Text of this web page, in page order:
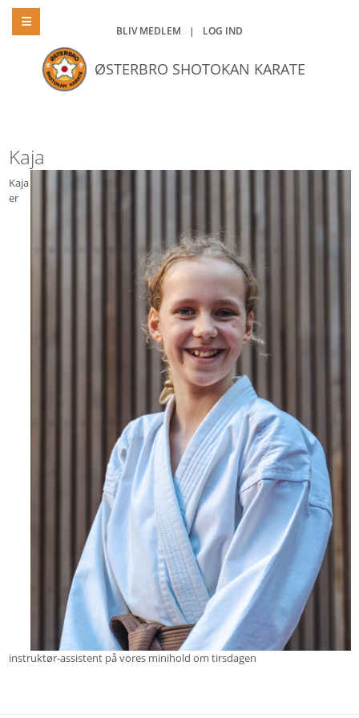
BLIV MEDLEM | LOG IND
ØSTERBRO SHOTOKAN KARATE
Kaja
Kaja
er
instruktør-assistent på vores minihold om tirsdagen